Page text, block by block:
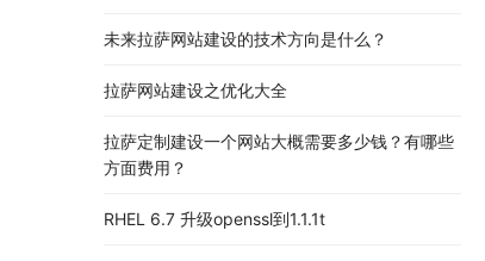
未来拉萨网站建设的技术方向是什么？
拉萨网站建设之优化大全
拉萨定制建设一个网站大概需要多少钱？有哪些
方面费用？
RHEL 6.7 升级openssl到1.1.1t